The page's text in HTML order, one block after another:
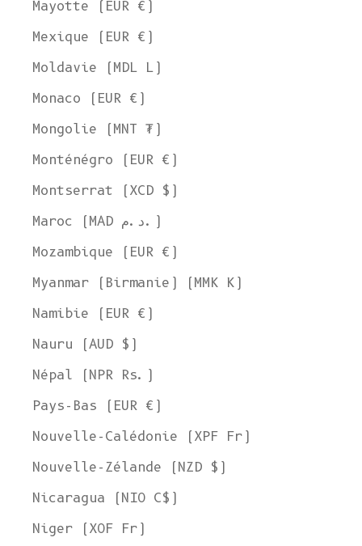
Mayotte (EUR €)
Mexique (EUR €)
Moldavie (MDL L)
Monaco (EUR €)
Mongolie (MNT ₮)
Monténégro (EUR €)
Montserrat (XCD $)
Maroc (MAD د.م.)
Mozambique (EUR €)
Myanmar (Birmanie) (MMK K)
Namibie (EUR €)
Nauru (AUD $)
Népal (NPR Rs.)
Pays-Bas (EUR €)
Nouvelle-Calédonie (XPF Fr)
Nouvelle-Zélande (NZD $)
Nicaragua (NIO C$)
Niger (XOF Fr)